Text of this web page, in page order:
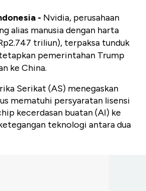
- Nvidia, perusahaan
alias manusia dengan harta
triliun), terpaksa tunduk
pemerintahan Trump
ke China.
Serikat (AS) menegaskan
mematuhi persyaratan lisensi
kecerdasan buatan (AI) ke
teknologi antara dua